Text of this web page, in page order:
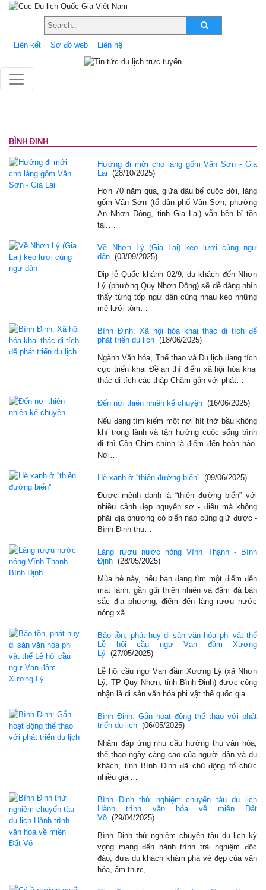
Liên kết Sơ đồ web Liên hệ
BÌNH ĐỊNH
Hướng đi mới cho làng gốm Vân Sơn - Gia
Lai
(28/10/2025)
Hơn 70 năm qua, giữa dâu bể cuộc đời, làng
gốm Vân Sơn (tổ dân phố Vân Sơn, phường
An Nhơn Ðông, tỉnh Gia Lai) vẫn bền bỉ tồn
tại.…
Về Nhơn Lý (Gia Lai) kéo lưới cùng ngư
dân (03/09/2025)
Dịp lễ Quốc khánh 02/9, du khách đến Nhơn
Lý (phường Quy Nhơn Đông) sẽ dễ dàng nhìn
thấy từng tốp ngư dân cùng nhau kéo những
mẻ lưới tôm…
Bình Định: Xã hội hóa khai thác di tích để
phát triển du lịch (18/06/2025)
Ngành Văn hóa, Thể thao và Du lịch đang tích
cực triển khai Đề án thí điểm xã hội hóa khai
thác di tích các tháp Chăm gắn với phát…
Đến nơi thiên nhiên kể chuyện (16/06/2025)
Nếu đang tìm kiếm một nơi hít thở bầu không
khí trong lành và tận hưởng cuộc sống bình
dị thì Cồn Chim chính là điểm đến hoàn hảo.
Nơi…
Hè xanh ở ''thiên đường biển'' (09/06/2025)
Ðược mệnh danh là “thiên đường biển” với
nhiều cảnh đẹp nguyên sơ - điều mà không
phải địa phương có biển nào cũng giữ được -
Bình Ðịnh thu…
Làng rượu nước nóng Vĩnh Thạnh - Bình
Định (28/05/2025)
Mùa hè này, nếu bạn đang tìm một điểm đến
mát lành, gần gũi thiên nhiên và đậm đà bản
sắc địa phương, điểm đến làng rượu nước
nóng xã…
Bảo tồn, phát huy di sản văn hóa phi vật thể
Lễ hội cầu ngư Vạn đầm Xương
Lý (27/05/2025)
Lễ hội cầu ngư Vạn đầm Xương Lý (xã Nhơn
Lý, TP Quy Nhơn, tỉnh Bình Định) được công
nhận là di sản văn hóa phi vật thể quốc gia…
Bình Định: Gắn hoạt động thể thao với phát
triển du lịch (06/05/2025)
Nhằm đáp ứng nhu cầu hưởng thụ văn hóa,
thể thao ngày càng cao của người dân và du
khách, tỉnh Bình Định đã chủ động tổ chức
nhiều giải…
Bình Định thử nghiệm chuyến tàu du lịch
Hành trình văn hóa về miền Đất
Võ (29/04/2025)
Bình Định thử nghiệm chuyến tàu du lịch kỳ
vọng mang đến hành trình trải nghiệm độc
đáo, đưa du khách khám phá vẻ đẹp của văn
hóa, ẩm thực,…